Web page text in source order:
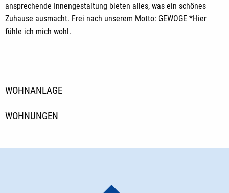
ansprechende Innengestaltung bieten alles, was ein schönes
Zuhause ausmacht. Frei nach unserem Motto: GEWOGE *Hier
fühle ich mich wohl.
WOHNANLAGE
WOHNUNGEN